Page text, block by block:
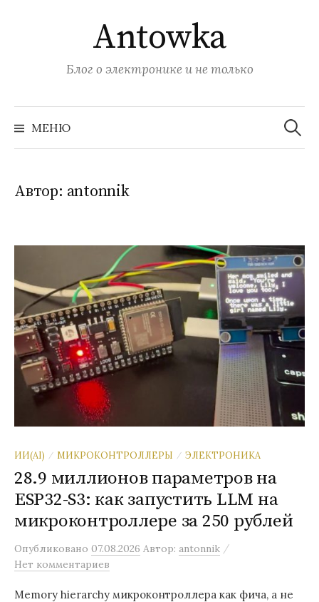
содержимомуAntowka
Блог о электронике и не только
МЕНЮ
Найти:
Автор: antonnik
ИИ(AI) / МИКРОКОНТРОЛЛЕРЫ / ЭЛЕКТРОНИКА
28.9 миллионов параметров на
ESP32-S3: как запустить LLM на
микроконтроллере за 250 рублей
Опубликовано 07.08.2026 Автор: antonnik /
Нет комментариев
Memory hierarchy микроконтроллера как фича, а не